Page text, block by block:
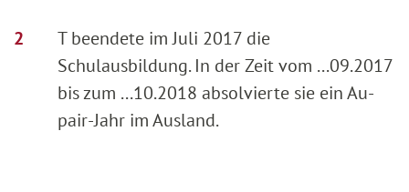
T beendete im Juli 2017 die
Schulausbildung. In der Zeit vom ...09.2017
bis zum ...10.2018 absolvierte sie ein Au-
pair-Jahr im Ausland.